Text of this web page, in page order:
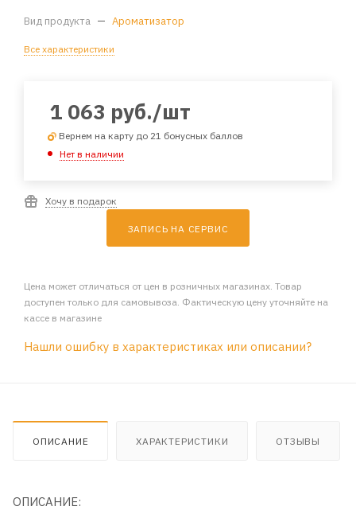
Вид продукта — Ароматизатор
Все характеристики
1 063 руб./шт
Вернем на карту до 21 бонусных баллов
Нет в наличии
Хочу в подарок
ЗАПИСЬ НА СЕРВИС
Цена может отличаться от цен в розничных магазинах. Товар
доступен только для самовывоза. Фактическую цену уточняйте на
кассе в магазине
Нашли ошибку в характеристиках или описании?
ОПИСАНИЕ ХАРАКТЕРИСТИКИ ОТЗЫВЫ
ОПИСАНИЕ: